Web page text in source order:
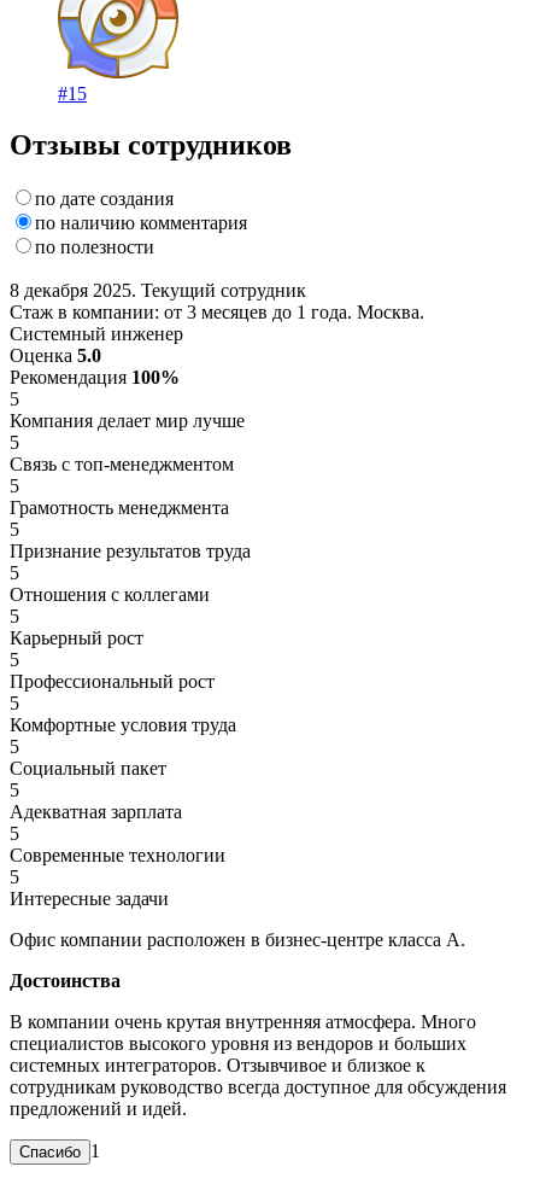
#15
Отзывы сотрудников
по дате создания
по наличию комментария
по полезности
8 декабря 2025. Текущий сотрудник
Стаж в компании: от 3 месяцев до 1 года. Москва.
Системный инженер
Оценка 5.0
Рекомендация 100%
5
Компания делает мир лучше
5
Связь с топ-менеджментом
5
Грамотность менеджмента
5
Признание результатов труда
5
Отношения с коллегами
5
Карьерный рост
5
Профессиональный рост
5
Комфортные условия труда
5
Социальный пакет
5
Адекватная зарплата
5
Современные технологии
5
Интересные задачи
Офис компании расположен в бизнес-центре класса А.
Достоинства
В компании очень крутая внутренняя атмосфера. Много
специалистов высокого уровня из вендоров и больших
системных интеграторов. Отзывчивое и близкое к
сотрудникам руководство всегда доступное для обсуждения
предложений и идей.
1